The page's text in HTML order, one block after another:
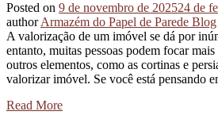
Posted on 9 de novembro de 202524 de
author Armazém do Papel de Parede Blog
A valorização de um imóvel se dá por
entanto, muitas pessoas podem focar
outros elementos, como as cortinas e
valorizar imóvel. Se você está pensando
Read More